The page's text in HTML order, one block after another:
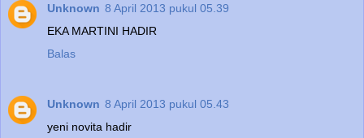
Unknown 8 April 2013 pukul 05.39
EKA MARTINI HADIR
Balas
Unknown 8 April 2013 pukul 05.43
yeni novita hadir